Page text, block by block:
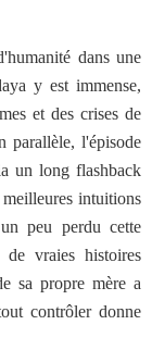
dans une
y est immense,
et des crises de
parallèle, l'épisode
un long flashback
intuitions
peu perdu cette
de vraies histoires
sa propre mère a
contrôler donne